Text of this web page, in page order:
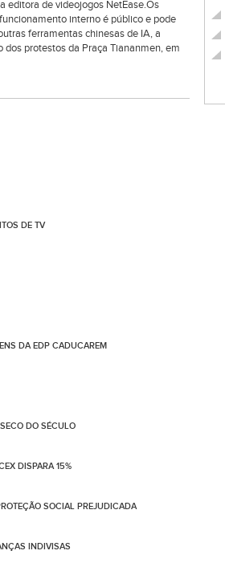
editora de videojogos NetEase.Os
interno é público e pode
ferramentas chinesas de IA, a
protestos da Praça Tiananmen, em
DE TV
DA EDP CADUCAREM
DO SÉCULO
DISPARA 15%
SOCIAL PREJUDICADA
INDIVISAS